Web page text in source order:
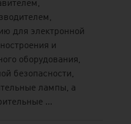
для электронной
и
оборудования,
безопасности,
лампы, а
...